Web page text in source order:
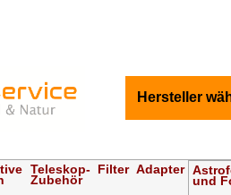
Hersteller
Teleskop-
Zubehör
Filter Adapter
und